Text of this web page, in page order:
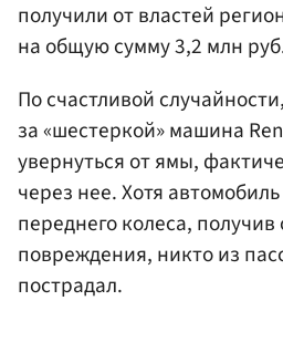
получили от властей
на общую сумму 3,2 млн
По счастливой
за «шестеркой» машина
увернуться от ямы,
через нее. Хотя
переднего колеса,
повреждения, никто из
пострадал.